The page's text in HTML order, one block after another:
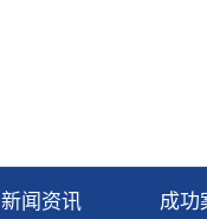
新闻资讯 成功